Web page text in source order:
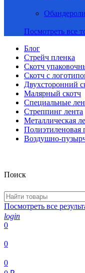
Посмотреть все
Блог
Стрейч пленка
Скотч
Скотч с
Двухсторонний
Малярный скотч
Специальные
Стреппинг лента
Металлическая
Полиэтиленовая
Воздушно-
Поиск
Посмотреть все
login
0
0
0